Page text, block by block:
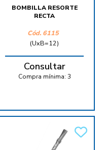
BOMBILLA RESORTE
RECTA
Cód. 6115
(UxB=12)
Consultar
Compra mínima: 3